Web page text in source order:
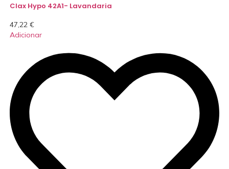
Clax Hypo 42A1- Lavandaria
47,22 €
Adicionar